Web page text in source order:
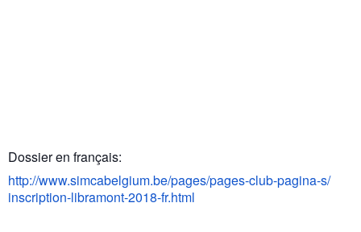
Dossier en français:
http://www.simcabelgium.be/pages/pages-club-pagina-s/
inscription-libramont-2018-fr.html